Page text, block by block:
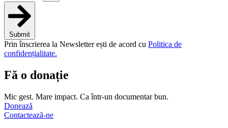
Submit
Prin înscrierea la Newsletter ești de acord cu Politica de
confidențialitate.
Fă o donație
Mic gest. Mare impact. Ca într-un documentar bun.
Donează
Contactează-ne